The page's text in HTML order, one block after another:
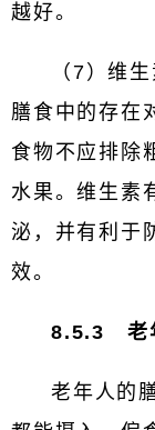
越好。
（7）维
膳食中的存在
食物不应排除
水果。维生素
泌，并有利于
效。
8.5.3 老
老年人的